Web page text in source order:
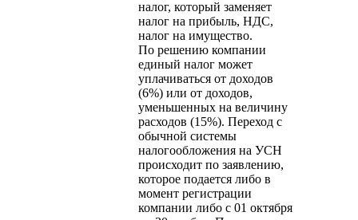
налог, который заменяет
налог на прибыль, НДС,
налог на имущество.
По решению компании
единый налог может
уплачиваться от доходов
(6%) или от доходов,
уменьшенных на величину
расходов (15%). Переход с
обычной системы
налогообложения на УСН
происходит по заявлению,
которое подается либо в
момент регистрации
компании либо с 01 октября